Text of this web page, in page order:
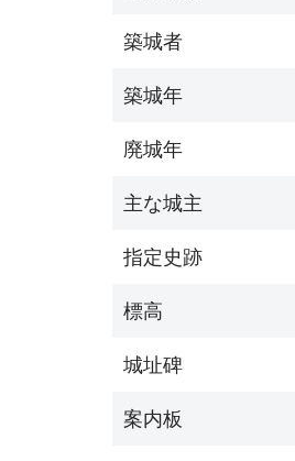
築城者
築城年
廃城年
主な城主
指定史跡
標高
城址碑
案内板